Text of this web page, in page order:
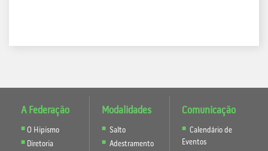
A Federação
O Hipismo
Diretoria
Modalidades
Salto
Adestramento
Comunicação
Calendário de
Eventos